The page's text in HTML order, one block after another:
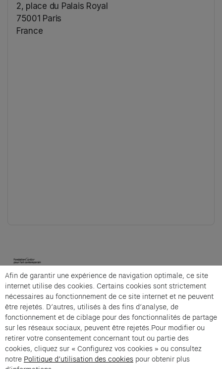
2, place du Palais Royal
75001 Paris
France
Cartier et Compagnie
Souvent -30 offert is an offer from Cartier et
Compagnie .
Imprint of the organizer(opens in a new tab)
Data privacy of the organizer(opens in
Afin de garantir une expérience de navigation optimale, ce site
internet utilise des cookies. Certains cookies sont strictement
nécessaires au fonctionnement de ce site internet et ne peuvent
être rejetés. D’autres, utilisés à des fins d’analyse, de
fonctionnement et de ciblage pour des fonctionnalités de partage
sur les réseaux sociaux, peuvent être rejetés.Pour modifier ou
retirer votre consentement concernant tout ou partie des
cookies, cliquez sur « Configurez vos cookies » ou consultez
notre Politique d’utilisation des cookies pour obtenir plus